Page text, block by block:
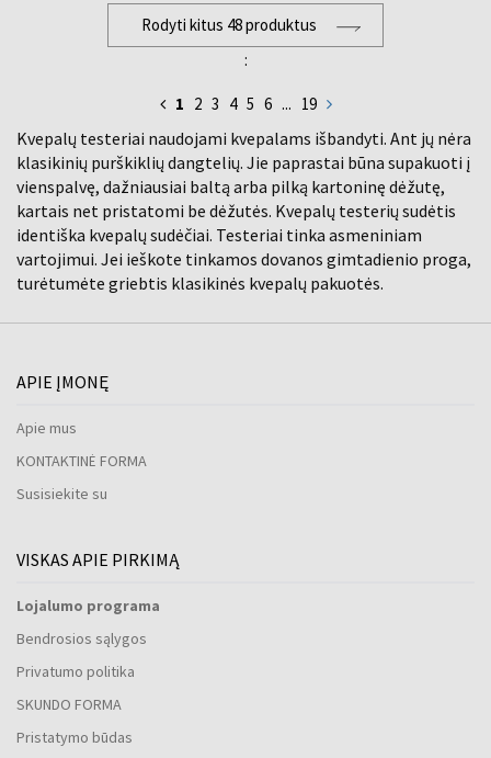
Rodyti kitus 48 produktus
:
1 2 3 4 5 6 ... 19
Kvepalų testeriai naudojami kvepalams išbandyti. Ant jų nėra
klasikinių purškiklių dangtelių. Jie paprastai būna supakuoti į
vienspalvę, dažniausiai baltą arba pilką kartoninę dėžutę,
kartais net pristatomi be dėžutės. Kvepalų testerių sudėtis
identiška kvepalų sudėčiai. Testeriai tinka asmeniniam
vartojimui. Jei ieškote tinkamos dovanos gimtadienio proga,
turėtumėte griebtis klasikinės kvepalų pakuotės.
APIE ĮMONĘ
Apie mus
KONTAKTINĖ FORMA
Susisiekite su
VISKAS APIE PIRKIMĄ
Lojalumo programa
Bendrosios sąlygos
Privatumo politika
SKUNDO FORMA
Pristatymo būdas